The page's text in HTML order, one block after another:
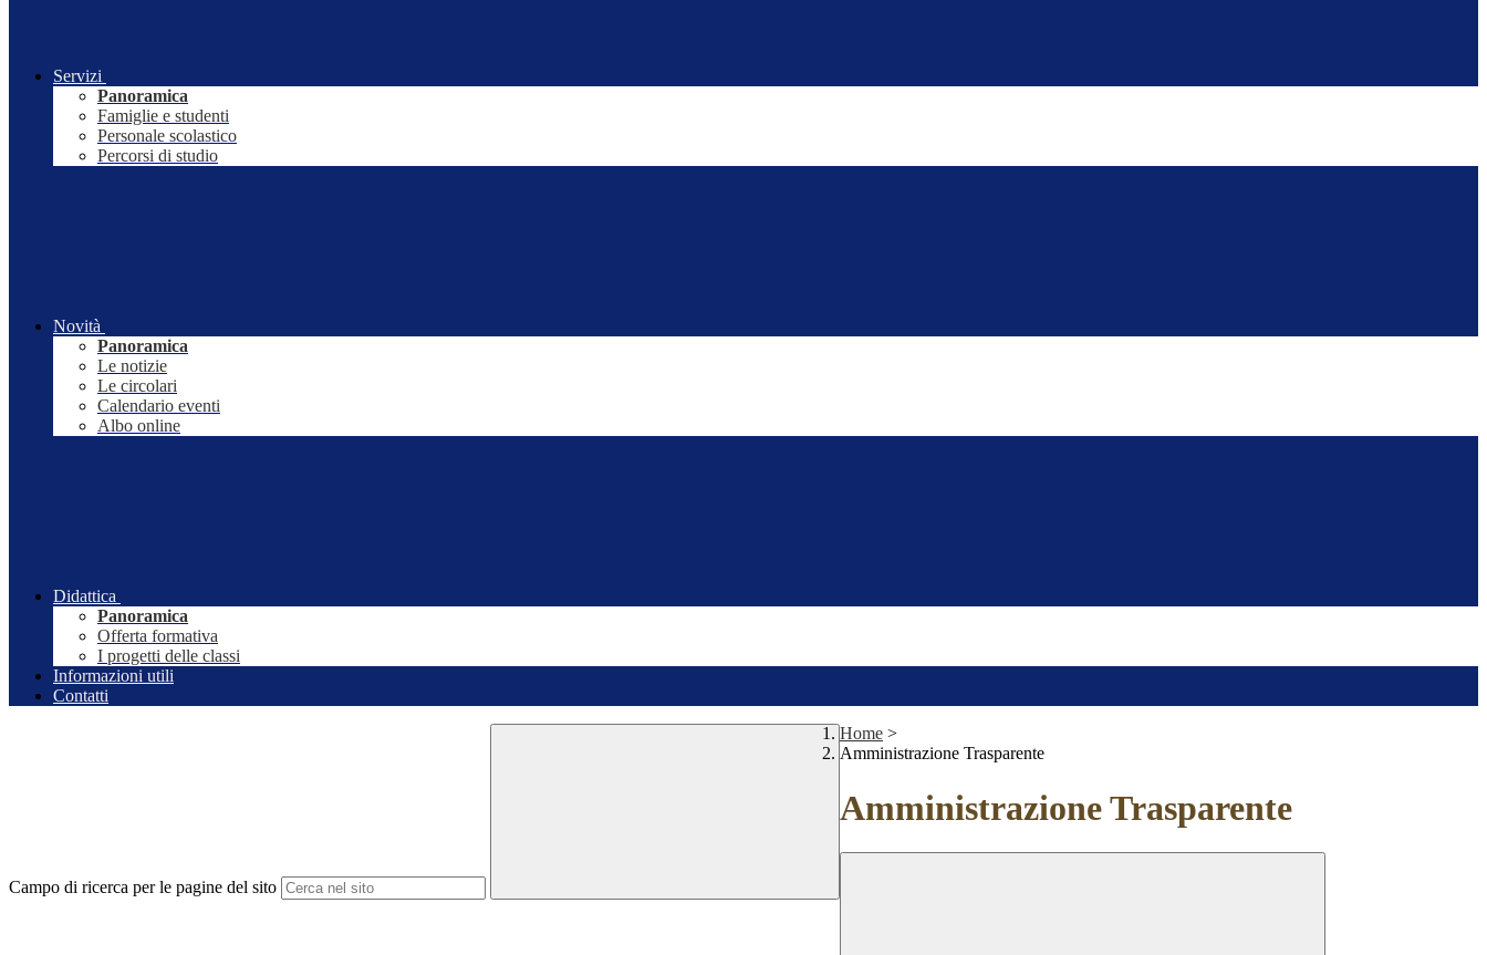
Servizi
Panoramica
Famiglie e studenti
Personale scolastico
Percorsi di studio
Novità
Panoramica
Le notizie
Le circolari
Calendario eventi
Albo online
Didattica
Panoramica
Offerta formativa
I progetti delle classi
Informazioni utili
Contatti
Campo di ricerca per le pagine del sito
Home >
Amministrazione Trasparente
Amministrazione Trasparente